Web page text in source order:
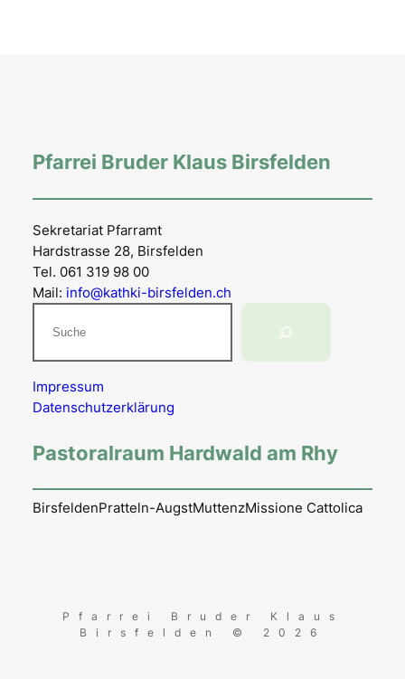
Pfarrei Bruder Klaus Birsfelden
Sekretariat Pfarramt
Hardstrasse 28, Birsfelden
Tel. 061 319 98 00
Mail: info@kathki-birsfelden.ch
Impressum
Datenschutzerklärung
Pastoralraum Hardwald am Rhy
BirsfeldenPratteln-AugstMuttenzMissione Cattolica
Pfarrei Bruder Klaus
Birsfelden © 2026